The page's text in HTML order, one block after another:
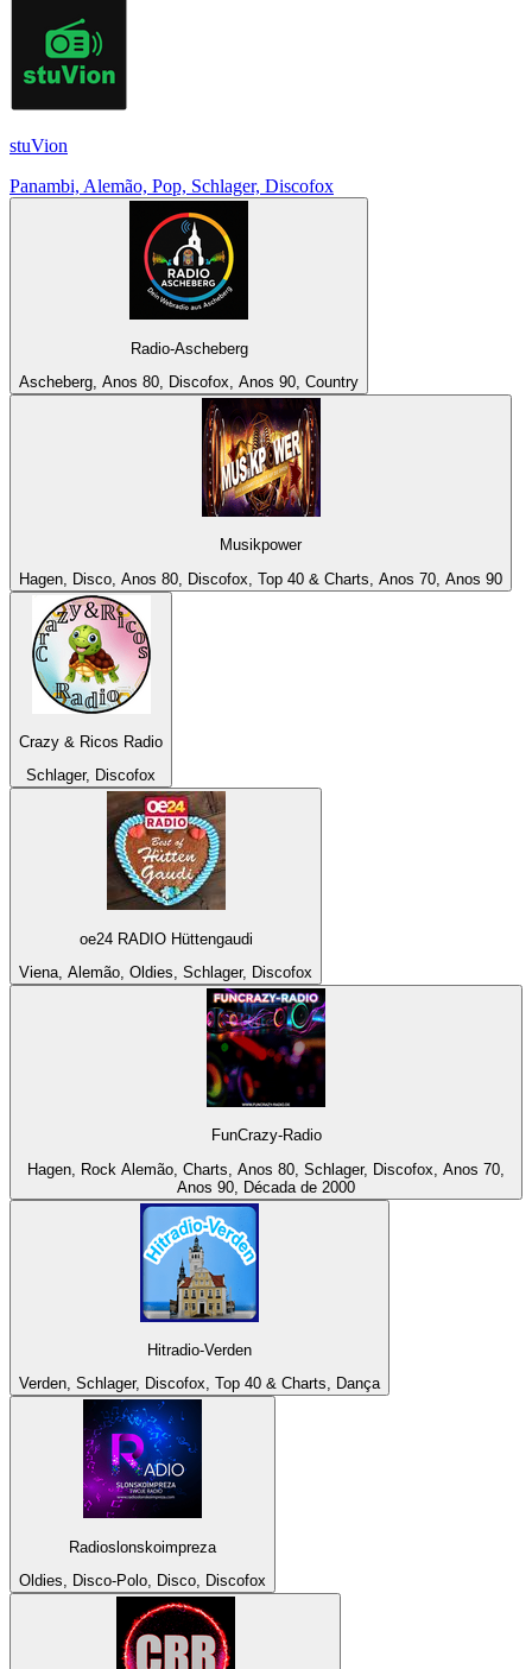
stuVion
Panambi, Alemão, Pop, Schlager, Discofox
Radio-Ascheberg
Ascheberg, Anos 80, Discofox, Anos 90, Country
Musikpower
Hagen, Disco, Anos 80, Discofox, Top 40 & Charts, Anos 70, Anos 90
Crazy & Ricos Radio
Schlager, Discofox
oe24 RADIO Hüttengaudi
Viena, Alemão, Oldies, Schlager, Discofox
FunCrazy-Radio
Hagen, Rock Alemão, Charts, Anos 80, Schlager, Discofox, Anos 70,
Anos 90, Década de 2000
Hitradio-Verden
Verden, Schlager, Discofox, Top 40 & Charts, Dança
Radioslonskoimpreza
Oldies, Disco-Polo, Disco, Discofox